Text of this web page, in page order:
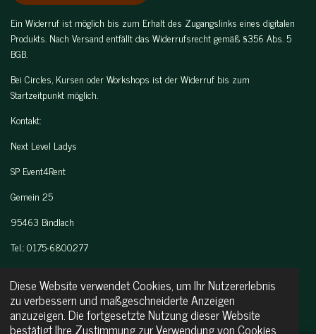
Diese Website verwendet Cookies, um Ihr Nutzererlebnis
zu verbessern und maßgeschneiderte Anzeigen
anzuzeigen. Die fortgesetzte Nutzung dieser Website
bestätigt Ihre Zustimmung zur Verwendung von Cookies.
Ein Widerruf ist möglich bis zum Erhalt des Zugangslinks eines digitalen
Produkts. Nach Versand entfällt das Widerrufsrecht gemäß §356 Abs. 5
BGB.
Bei Circles, Kursen oder Workshops ist der Widerruf bis zum
Startzeitpunkt möglich.
Kontakt:
Next Level Ladys
SP Event4Rent
Gemein 25
95463 Bindlach
Tel.: 0175-6800277
next-level-ladys@web.de
© 2024 - 2026 SP Event4Rent
Mit Unterstützung vonWebador